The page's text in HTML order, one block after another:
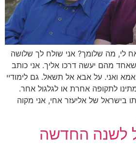
רעי כאח לי, מה שלומך? אני שולח לך שלושה
מהם יעשה דרכו אליך. אני כותב
ואני. על אבא אל תשאל. גם לימודיי
לתקופה אחרת או לגלגול אחר.
בישראל של אליעזר אחי, אני מקוה
לשנה החדשה